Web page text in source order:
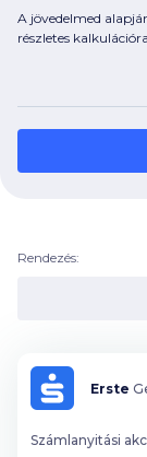
A jövedelmed
részletes
Rendezés:
Erste
Számlanyitási